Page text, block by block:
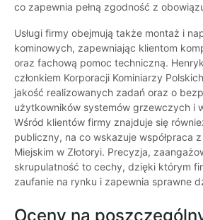
co zapewnia pełną zgodność z
Usługi firmy obejmują także montaż i
kominowych, zapewniając klientom
oraz fachową pomoc techniczną.
członkiem Korporacji Kominiarzy
jakość realizowanych zadań oraz o
użytkowników systemów grzewczych i
Wśród klientów firmy znajduje się
publiczny, na co wskazuje współpraca
Miejskim w Złotoryi. Precyzja,
skrupulatność to cechy, dzięki którym
zaufanie na rynku i zapewnia sprawne
Oceny na